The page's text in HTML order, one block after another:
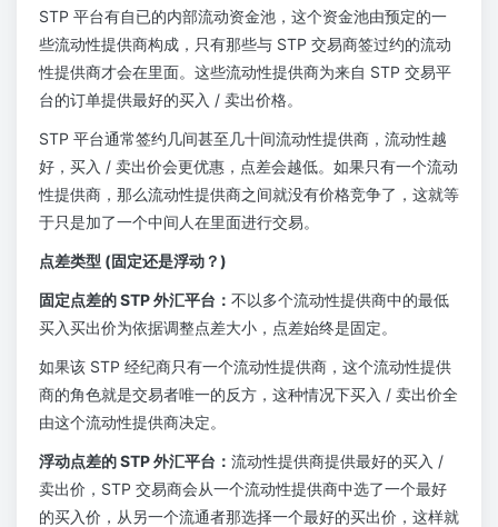
STP 平台有自已的内部流动资金池，这个资金池由预定的一
些流动性提供商构成，只有那些与 STP 交易商签过约的流动
性提供商才会在里面。这些流动性提供商为来自 STP 交易平
台的订单提供最好的买入 / 卖出价格。
STP 平台通常签约几间甚至几十间流动性提供商，流动性越
好，买入 / 卖出价会更优惠，点差会越低。如果只有一个流动
性提供商，那么流动性提供商之间就没有价格竞争了，这就等
于只是加了一个中间人在里面进行交易。
点差类型 (固定还是浮动？)
固定点差的 STP 外汇平台： 不以多个流动性提供商中的最低
买入买出价为依据调整点差大小，点差始终是固定。
如果该 STP 经纪商只有一个流动性提供商，这个流动性提供
商的角色就是交易者唯一的反方，这种情况下买入 / 卖出价全
由这个流动性提供商决定。
浮动点差的 STP 外汇平台： 流动性提供商提供最好的买入 /
卖出价，STP 交易商会从一个流动性提供商中选了一个最好
的买入价，从另一个流通者那选择一个最好的买出价，这样就